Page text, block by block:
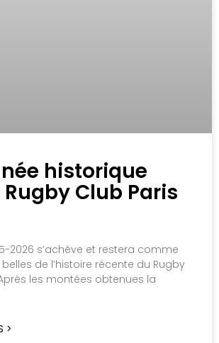
historique
Club Paris
2026 s’achève et restera comme
belles de l’histoire récente du Rugby
les montées obtenues la
>